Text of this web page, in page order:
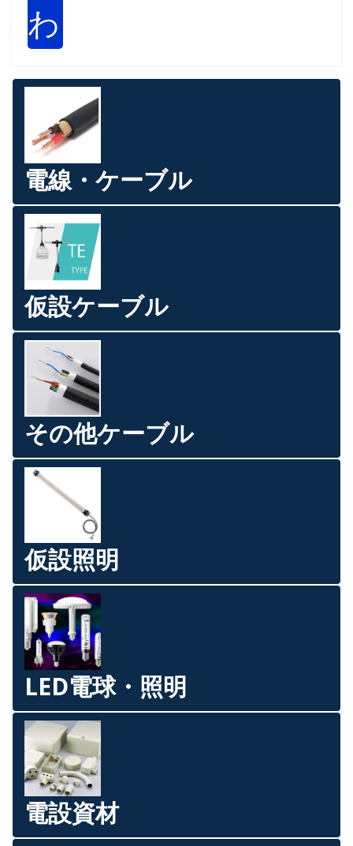
わ
電線・ケーブル
仮設ケーブル
その他ケーブル
仮設照明
LED電球・照明
電設資材